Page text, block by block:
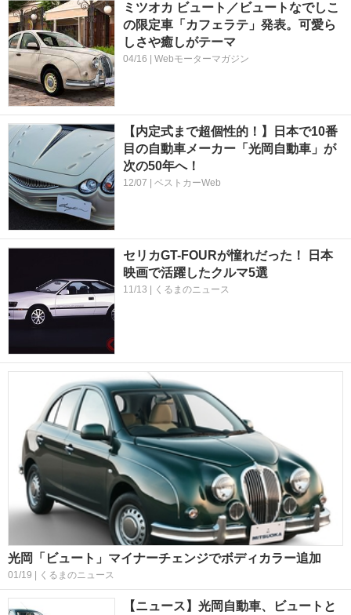
ミツオカ ビュート／ビュートなでしこ
の限定車「カフェラテ」発表。可愛ら
しさや癒しがテーマ
04/16 | Webモーターマガジン
【内定式まで超個性的！】日本で10番
目の自動車メーカー「光岡自動車」が
次の50年へ！
12/07 | ベストカーWeb
セリカGT-FOURが憧れだった！ 日本
映画で活躍したクルマ5選
11/13 | くるまのニュース
光岡「ビュート」マイナーチェンジでボディカラー追加
01/19 | くるまのニュース
【ニュース】光岡自動車、ビュートと